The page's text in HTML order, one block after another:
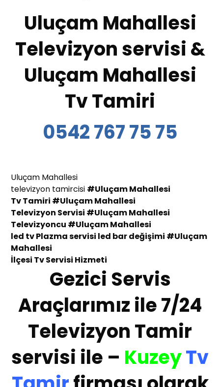
Uluçam Mahallesi
Televizyon servisi &
Uluçam Mahallesi
Tv Tamiri
0542 767 75 75
Uluçam Mahallesi
televizyon tamircisi #Uluçam Mahallesi
Tv Tamiri #Uluçam Mahallesi
Televizyon Servisi #Uluçam Mahallesi
Televizyoncu #Uluçam Mahallesi
led tv Plazma servisi led bar değişimi #Uluçam
Mahallesi
İlçesi Tv Servisi Hizmeti
Gezici Servis
Araçlarımız ile 7/24
Televizyon Tamir
servisi ile – KuzeyTv